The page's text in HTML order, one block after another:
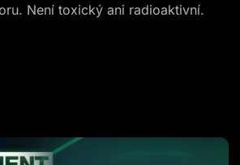
Není toxický ani radioaktivní.